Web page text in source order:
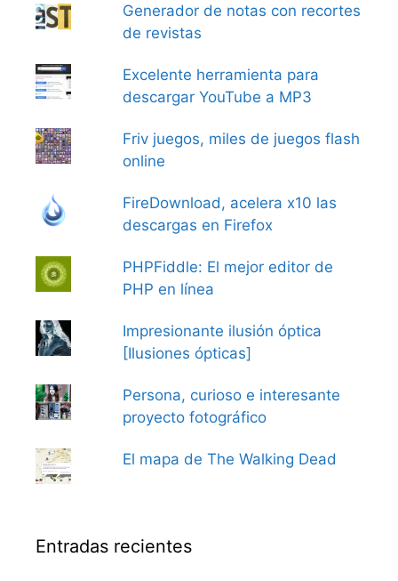
Generador de notas con recortes
de revistas
Excelente herramienta para
descargar YouTube a MP3
Friv juegos, miles de juegos flash
online
FireDownload, acelera x10 las
descargas en Firefox
PHPFiddle: El mejor editor de
PHP en línea
Impresionante ilusión óptica
[Ilusiones ópticas]
Persona, curioso e interesante
proyecto fotográfico
El mapa de The Walking Dead
Entradas recientes